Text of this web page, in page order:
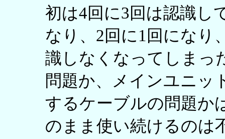
初は4回に3回は認識し
なり、2回に1回になり
識しなくなってしまっ
問題か、メインユニッ
するケーブルの問題か
のまま使い続けるのは